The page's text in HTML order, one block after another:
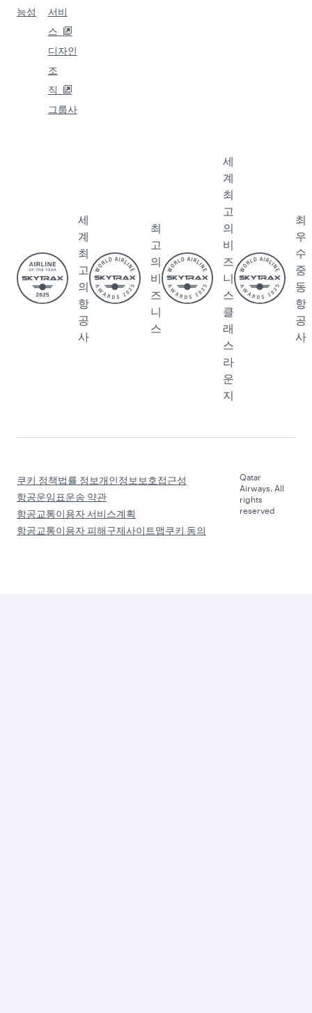
능성
서비
스
디자인
조
직
그룹사
세
계
최
고
의
항
공
사
최
고
의
비
즈
니
스
세
계
최
고
의
비
즈
니
스
클
래
스
라
운
지
최
우
수
중
동
항
공
사
쿠키 정책법률 정보개인정보보호접근성
항공운임표운송 약관
항공교통이용자 서비스계획
항공교통이용자 피해구제사이트맵쿠키 동의
Qatar
Airways. All
rights
reserved